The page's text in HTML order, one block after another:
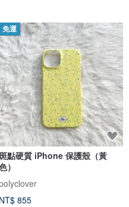
免運
點硬質 iPhone 保護殼（黃
）
NT$ 855